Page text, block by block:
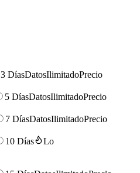
3 DíasDatosIlimitadoPrecio
5 DíasDatosIlimitadoPrecio
7 DíasDatosIlimitadoPrecio
10 Días
Lo